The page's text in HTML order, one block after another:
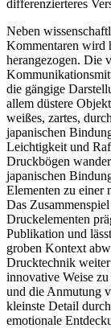
differenzierteres
Neben
Kommentaren wird
herangezogen. Die
die gängige
allem düstere
weißes, zartes,
japanischen
Leichtigkeit und
Druckbögen
japanischen
Elementen zu einer
Das
Druckelementen
Publikation und
groben Kontext
Drucktechnik
innovative Weise zu
und die Anmutung
kleinste Detail
emotionale